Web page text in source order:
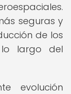
seguras y
de los
largo del
evolución